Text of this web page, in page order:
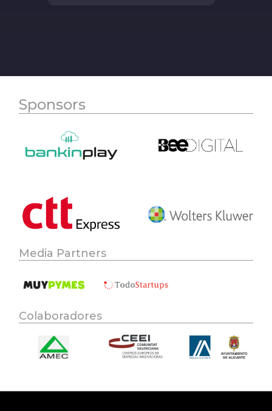
Sponsors
Media Partners
Colaboradores